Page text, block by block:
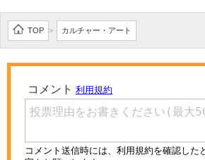
TOP > カルチャー・アート